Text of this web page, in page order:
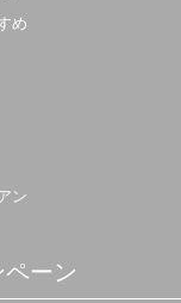
め
ン
ペーン